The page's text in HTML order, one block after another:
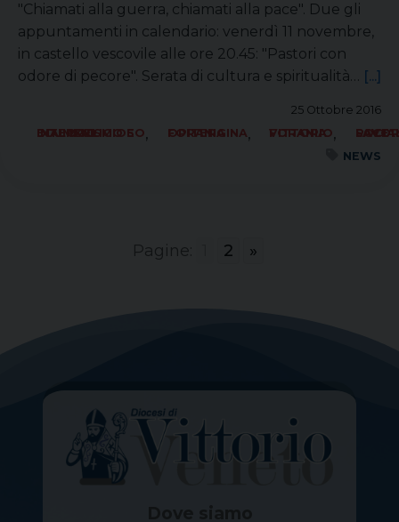
"Chiamati alla guerra, chiamati alla pace". Due gli
appuntamenti in calendario: venerdì 11 novembre,
in castello vescovile alle ore 20.45: "Pastori con
odore di pecore". Serata di cultura e spiritualità… [...]
25 Ottobre 2016
ECUMENISMO E DIALOGO INTERRELIGIOSO, FORANIA OPITERGINA, FORANIA VITTORIO,
SOCIALE LAVORO PACE
NEWS
Pagine: 2 »